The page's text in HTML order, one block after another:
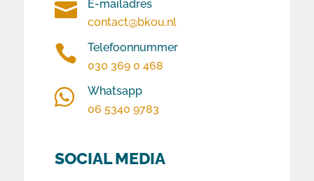

E-mailadres
contact@bkou.nl

Telefoonnummer
030 369 0 468

Whatsapp
06 5340 9783
SOCIAL MEDIA